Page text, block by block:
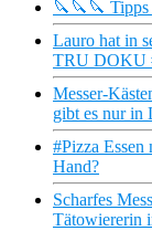
🔪🔪🔪 Tipps
Lauro hat in
TRU DOKU
Messer-
gibt es nur in
#Pizza
Hand?
Scharfes
Tätowiererin